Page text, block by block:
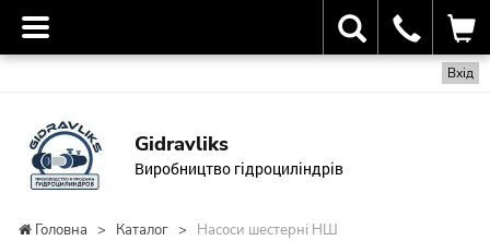
Вхід
Gidravliks
Виробництво гідроциліндрів
Головна > Каталог > Насоси шестерні НШ